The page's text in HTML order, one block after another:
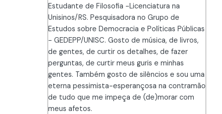
Estudante de Filosofia -Licenciatura na
Unisinos/RS. Pesquisadora no Grupo de
Estudos sobre Democracia e Políticas Públicas
- GEDEPP/UNISC. Gosto de música, de livros,
de gentes, de curtir os detalhes, de fazer
perguntas, de curtir meus guris e minhas
gentes. Também gosto de silêncios e sou uma
eterna pessimista-esperançosa na contramão
de tudo que me impeça de (de)morar com
meus afetos.